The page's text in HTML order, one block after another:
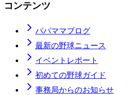
コンテンツ
パパママブログ
最新の野球ニュース
イベントレポート
初めての野球ガイド
事務局からのお知らせ